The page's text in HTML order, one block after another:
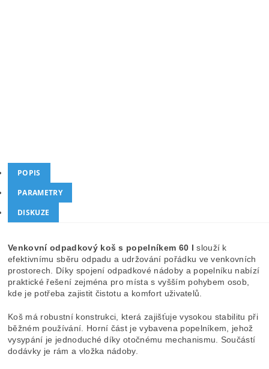
POPIS
PARAMETRY
DISKUZE
Venkovní odpadkový koš s popelníkem 60 l slouží k
efektivnímu sběru odpadu a udržování pořádku ve venkovních
prostorech. Díky spojení odpadkové nádoby a popelníku nabízí
praktické řešení zejména pro místa s vyšším pohybem osob,
kde je potřeba zajistit čistotu a komfort uživatelů.
Koš má robustní konstrukci, která zajišťuje vysokou stabilitu při
běžném používání. Horní část je vybavena popelníkem, jehož
vysypání je jednoduché díky otočnému mechanismu. Součástí
dodávky je rám a vložka nádoby.